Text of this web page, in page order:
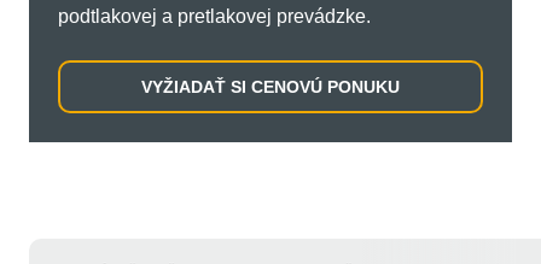
podtlakovej a pretlakovej prevádzke.
VYŽIADAŤ SI CENOVÚ PONUKU